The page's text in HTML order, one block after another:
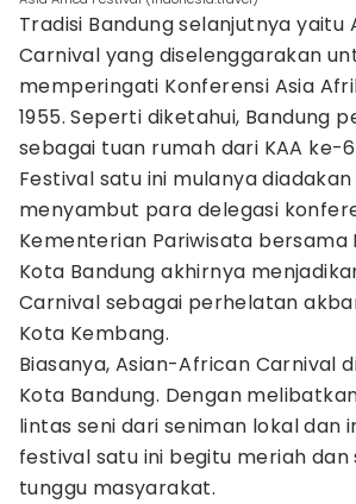
Tradisi Bandung selanjutnya yaitu
Carnival yang diselenggarakan
memperingati Konferensi Asia
1955. Seperti diketahui, Bandung
sebagai tuan rumah dari KAA ke-
Festival satu ini mulanya
menyambut para delegasi
Kementerian Pariwisata bersama
Kota Bandung akhirnya
Carnival sebagai perhelatan
Kota Kembang.
Biasanya, Asian-African Carnival
Kota Bandung. Dengan
lintas seni dari seniman lokal dan
festival satu ini begitu meriah dan
tunggu masyarakat.